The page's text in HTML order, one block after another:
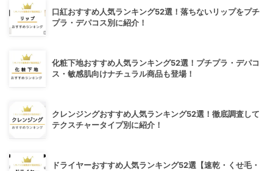
口紅おすすめ人気ランキング52選！落ちないリップをプチ
プラ・デパコス別に紹介！
化粧下地おすすめ人気ランキング52選！プチプラ・デパコ
ス・敏感肌向けナチュラル商品も登場！
クレンジングおすすめ人気ランキング52選！徹底調査して
テクスチャータイプ別に紹介！
ドライヤーおすすめ人気ランキング52選【速乾・くせ毛・